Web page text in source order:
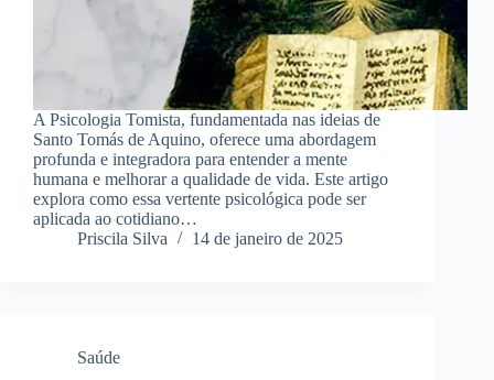
A Psicologia Tomista, fundamentada nas ideias de
Santo Tomás de Aquino, oferece uma abordagem
profunda e integradora para entender a mente
humana e melhorar a qualidade de vida. Este artigo
explora como essa vertente psicológica pode ser
aplicada ao cotidiano…
Priscila Silva
14 de janeiro de 2025
Saúde